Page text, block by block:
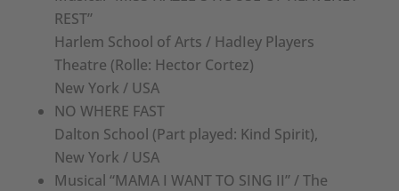
REST”
Harlem School of Arts / HadIey Players
Theatre (Rolle: Hector Cortez)
New York / USA
NO WHERE FAST
Dalton School (Part played: Kind Spirit),
New York / USA
Musical “MAMA I WANT TO SING II” / The